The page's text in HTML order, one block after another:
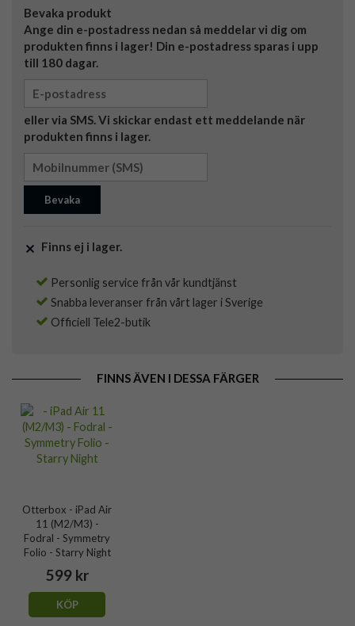
Bevaka produkt
Ange din e-postadress nedan så meddelar vi dig om
produkten finns i lager! Din e-postadress sparas i upp
till 180 dagar.
eller via SMS. Vi skickar endast ett meddelande när
produkten finns i lager.
Bevaka
Finns ej i lager.
Personlig service från vår kundtjänst
Snabba leveranser från vårt lager i Sverige
Officiell Tele2-butik
FINNS ÄVEN I DESSA FÄRGER
Otterbox - iPad Air
11 (M2/M3) -
Fodral - Symmetry
Folio - Starry Night
599 kr
KÖP